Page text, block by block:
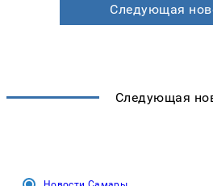
Следующая
Следующая